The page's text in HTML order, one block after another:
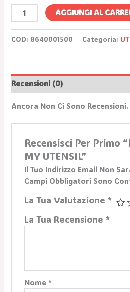
AGGIUNGI AL
COD: 8640001500 Categoria:
Recensioni (0)
Ancora Non Ci Sono Recensioni.
Recensisci Per Primo
MY UTENSIL”
Il Tuo Indirizzo Email Non
Campi Obbligatori Sono
La Tua Valutazione *
La Tua Recensione *
Nome *